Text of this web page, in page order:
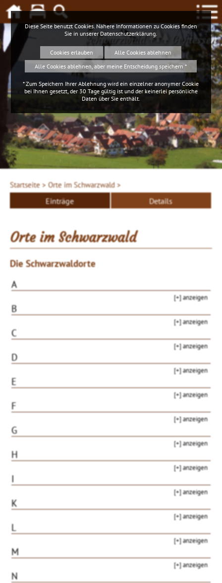
Schwarzwald Geniessen
Startseite > Orte im Schwarzwald >
Einträge Details
Orte im Schwarzwald
Die Schwarzwaldorte
A
[+] anzeigen
B
[+] anzeigen
C
[+] anzeigen
D
[+] anzeigen
E
[+] anzeigen
F
[+] anzeigen
G
[+] anzeigen
H
[+] anzeigen
I
[+] anzeigen
K
[+] anzeigen
L
[+] anzeigen
M
[+] anzeigen
N
Diese Seite benutzt Cookies. Nähere Informationen zu Cookies finden
Sie in unsererDatenschutzerklärung
Cookies erlauben
Alle Cookies ablehnen
Alle Cookies ablehnen, aber meine Entscheidung speichern *
* Zum Speichern Ihrer Ablehnung wird ein einzelner anonymer Cookie
bei Ihnen gesetzt, der 30 Tage gültig ist und der keinerlei persönliche
Daten über Sie enthält.